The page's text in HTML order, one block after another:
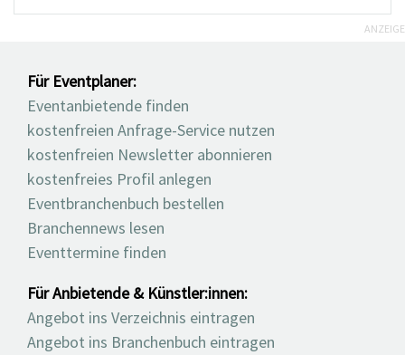
ANZEIGE
Für Eventplaner:
Eventanbietende finden
kostenfreien Anfrage-Service nutzen
kostenfreien Newsletter abonnieren
kostenfreies Profil anlegen
Eventbranchenbuch bestellen
Branchennews lesen
Eventtermine finden
Für Anbietende & Künstler:innen:
Angebot ins Verzeichnis eintragen
Angebot ins Branchenbuch eintragen